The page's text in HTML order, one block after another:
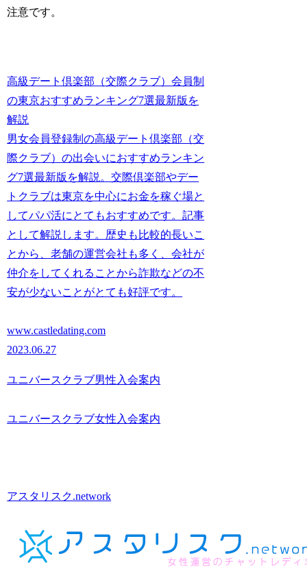
注意です。
高級デート倶楽部（交際クラブ）会員制
の東京おすすめランキング7選最新版を
解説
男女会員登録制の高級デート倶楽部（交
際クラブ）の出会いにおすすめランキン
グ7選最新版を解説。交際倶楽部やデー
トクラブは東京を中心にお金を稼ぐ場と
してパパ活にとてもおすすめです。記事
として解説します。歴史も比較的長いこ
とから、老舗の運営会社も多く、会社が
仲介をしてくれることから詐欺などの不
安が少ないことがとても好評です。
www.castledating.com
2023.06.27
ユニバースクラブ男性入会案内
ユニバースクラブ女性入会案内
アスタリスク.network